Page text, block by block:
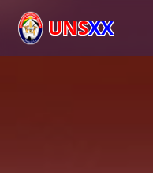
UNSXX